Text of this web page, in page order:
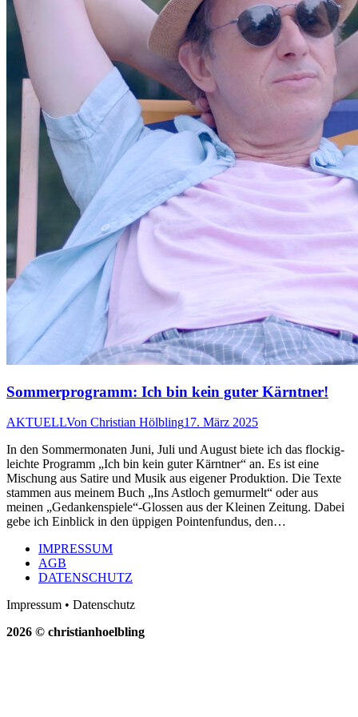
Sommerprogramm: Ich bin kein guter Kärntner!
AKTUELLVon Christian Hölbling17. März 2025
In den Sommermonaten Juni, Juli und August biete ich das flockig-
leichte Programm „Ich bin kein guter Kärntner“ an. Es ist eine
Mischung aus Satire und Musik aus eigener Produktion. Die Texte
stammen aus meinem Buch „Ins Astloch gemurmelt“ oder aus
meinen „Gedankenspiele“-Glossen aus der Kleinen Zeitung. Dabei
gebe ich Einblick in den üppigen Pointenfundus, den…
IMPRESSUM
AGB
DATENSCHUTZ
Impressum • Datenschutz
2026 © christianhoelbling